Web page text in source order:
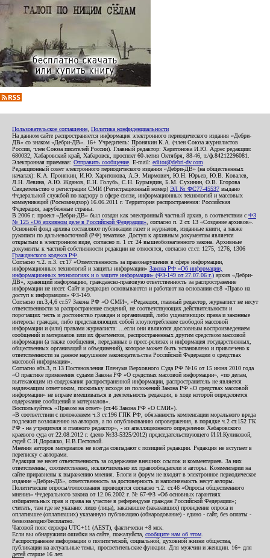
Пользовательское соглашение Политика конфиденциальности
На данном сайте распространяется информация электронного периодического издания «Дебри-
ДВ» со знаком «Дебри-ДВ». 16+ Учредитель: Пронякин К.А. (член Союза журналистов
России, член Союза писателей России). Главный редактор: Харитонова И.Ю. Адрес редакции:
680032, Хабаровский край, Хабаровск, проспект 60-летия Октября, 88-46, т./ф.84212296081.
Электронная приемная: Отправить сообщение . E-mail: editor@debri-dv.com
Редакционный совет электронного периодического издания «Дебри-ДВ» (на общественных
началах): К.А. Пронякин, И.Ю. Харитонова, А.Э. Мирмович, Ю.Н. Юрьев, Ю.В. Ковалев,
Л.Н. Левина, А.Ю. Жданов, Е.Н. Голубь, С.Н. Бурындин, Б.М. Сухинин, О.В. Егорова
Свидетельство о регистрации СМИ (Регистрационный номер) ЭЛ № ФС77-45537 выдано
Федеральной службой по надзору в сфере связи, информационных технологий и массовых
коммуникаций (Роскомнадзор) 16.06.2011 г. Территория распространения: Российская
Федерация, зарубежные страны.
В 2006 г. проект «Дебри-ДВ» был создан как электронный частный архив, в соответствии с ФЗ
№ 125 «Об архивном деле в Российской Федерации» , согласно п. 2 ст. 13 «Создание архивов».
Основной фонд архива составляют публикации газет и журналов, изданные книги, а также
рукописи по дальневосточной (РФ) тематике. Доступ к архивным документам является
открытым в электронном виде, согласно п. 1 ст. 24 вышеобозначенного закона. Архивные
документы к частной собственности редакции не относятся, согласно ст.ст. 1275, 1276, 1306
Гражданского кодекса РФ
Согласно ч.2. п.3. ст.17 «Ответственность за правонарушения в сфере информации,
информационных технологий и защиты информации» Закона РФ «Об информации,
информационных технологиях и о защите информации» (ФЗ-149 от 27.07.06 г.) архив «Дебри-
ДВ», хранящий информацию, гражданско-правовую ответственность за распространение
информации не несет. Сайт и редакция основываются и работают на основании ст.8 «Право на
доступ к информации» ФЗ-149.
Согласно пп.3,4,6 ст.57 Закона РФ «О СМИ», «Редакция, главный редактор, журналист не несут
ответственности за распространение сведений, не соответствующих действительности и
порочащих честь и достоинство граждан и организаций, либо ущемляющих права и законные
интересы граждан, либо представляющих собой злоупотребление свободой массовой
информации и (или) правами журналиста: ...если они являются дословным воспроизведением
сообщений и материалов или их фрагментов, распространенных другим средством массовой
информации (а также сообщения, переданные в пресс-релизах и информация государственных,
общественных организаций и объединений), которое может быть установлено и привлечено к
ответственности за данное нарушение законодательства Российской Федерации о средствах
массовой информации».
Согласно абз.3, п.13 Постановления Пленума Верховного Суда РФ №16 от 15 июня 2010 года
«О практике применения судами Закона РФ «О средствах массовой информации», «по делам,
вытекающим из содержания распространенной информации, распространитель не является
надлежащим ответчиком, поскольку исходя из положений Закона РФ «О средствах массовой
информации» не вправе вмешиваться в деятельность редакции, в ходе которой определяется
содержание сообщений и материалов».
Воспользуйтесь «Правом на ответ» (ст.46 Закона РФ «О СМИ»).
«В соответствии с положением ч.3 ст.196 ГПК РФ, обязанность компенсации морального вреда
подлежит возложению на авторов, а по опубликованию опровержения, в порядке ч.2 ст.152 ГК
РФ - на учредителя и главного редактор», - из апелляционного определения Хабаровского
краевого суда от 22.08.2012 г. (дело №33-5325/2012) председательствующего И.И.Куликовой,
судей С.И.Дорожко, Н.В.Пестовой.
Мнения авторов материалов не всегда совпадают с позицией редакции. Редакция не вступает в
переписку с авторами.
Редакция не несет ответственность за содержание внешних ссылок и комментариев. За них
ответственны, соответственно, исключительно их правообладатели и авторы. Комментарии на
сайте приравнены к выражению мнения. Блоги и форум не входят в электронное периодическое
издание «Дебри-ДВ», ответственность за достоверность и наполняемость несут авторы.
Политические опросы/голосования проводятся согласно ч.2. ст.46 «Опросы общественного
мнения» Федерального закона от 12.06.2002 г. № 67-ФЗ «Об основных гарантиях
избирательных прав и права на участие в референдуме граждан Российской Федерации»;
считать, там где не указано: лицо (лица), заказавшее (заказавших) проведение опроса и
оплатившее (оплативших) указанную публикацию (обнародование) - едино - сайт, без оплаты -
безвозмездно/бесплатно.
Часовой пояс сервера UTC+11 (AEST), фактически +8 мск.
Если вы обнаружили ошибки на сайте, пожалуйста, сообщите нам об этом
Распространение информации о политической, социальной, духовной жизни общества,
публикации на актуальные темы, просветительские функции. Для мужчин и женщин. 16+ для
детей старше 16 лет.